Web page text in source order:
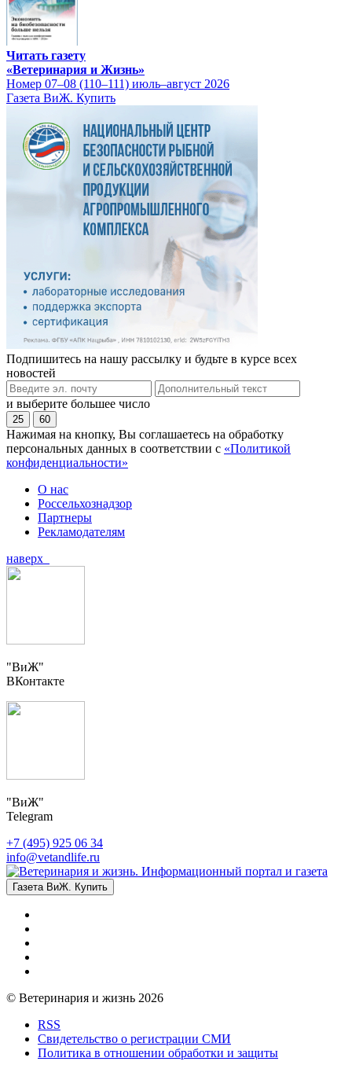
Читать газету
«Ветеринария и Жизнь»
Номер 07–08 (110–111) июль–август 2026
Газета ВиЖ. Купить
Подпишитесь на нашу рассылку и будьте в курсе всех
новостей
и выберите большее число
25 60
Нажимая на кнопку, Вы соглашаетесь на обработку
персональных данных в соответствии с «Политикой
конфиденциальности»
О нас
Россельхознадзор
Партнеры
Рекламодателям
наверх
"ВиЖ"
ВКонтакте
"ВиЖ"
Telegram
+7 (495) 925 06 34
info@vetandlife.ru
Газета ВиЖ. Купить
© Ветеринария и жизнь 2026
RSS
Свидетельство о регистрации СМИ
Политика в отношении обработки и защиты